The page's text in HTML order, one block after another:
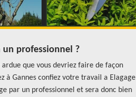
professionnel ?
ardue que vous devriez faire de façon
à Gannes confiez votre travail a Elagage
par un professionnel et sera donc bien